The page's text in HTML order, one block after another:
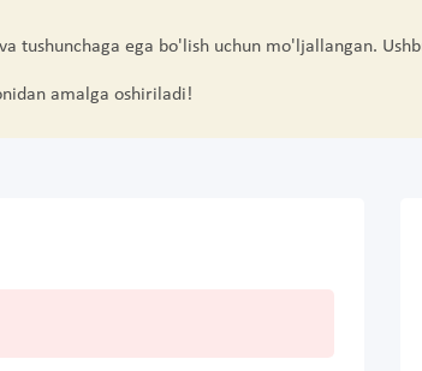
tushunchaga ega bo'lish uchun mo'ljallangan.
amalga oshiriladi!